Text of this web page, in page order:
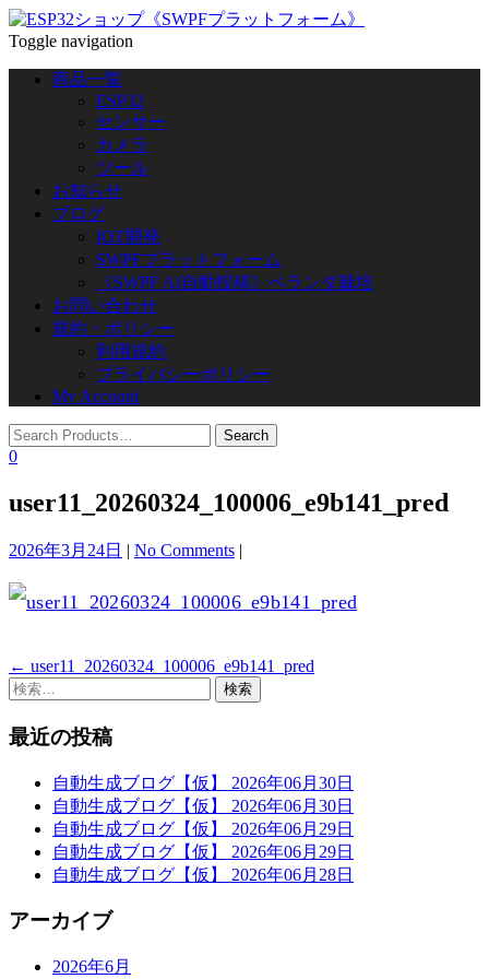
Toggle navigation
商品一覧
ESP32
センサー
カメラ
ツール
お知らせ
ブログ
IOT開発
SWPFプラットフォーム
《SWPF AI自動投稿》ベランダ栽培
お問い合わせ
規約・ポリシー
利用規約
プライバシーポリシー
My Account
0
user11_20260324_100006_e9b141_pred
2026年3月24日 | No Comments |
投
稿
ナ
ョ
← user11_20260324_100006_e9b141_pred
検
最近の投稿
自動生成ブログ【仮】 2026年06月30日
自動生成ブログ【仮】 2026年06月30日
自動生成ブログ【仮】 2026年06月29日
自動生成ブログ【仮】 2026年06月29日
自動生成ブログ【仮】 2026年06月28日
アーカイブ
2026年6月